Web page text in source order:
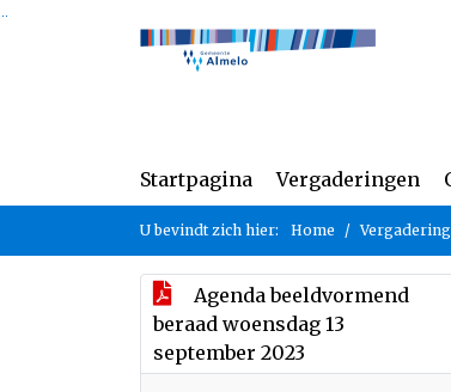
Ga naar de inhoud van deze pagina
Ga naar het zoeken
Ga naar het menu
Startpagina Vergaderingen
U bevindt zich hier: Home
Agenda beeldvormend
beraad woensdag 13
september 2023